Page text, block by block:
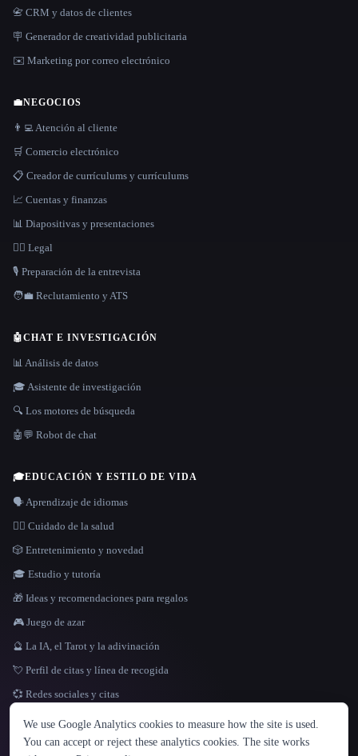
IDIOMA
English español Français Русский 简体中文
📇 CRM y datos de clientes
🪧 Generador de creatividad publicitaria
✉️ Marketing por correo electrónico
💼NEGOCIOS
👨‍💻 Atención al cliente
🛒 Comercio electrónico
📋 Creador de currículums y currículums
📈 Cuentas y finanzas
📊 Diapositivas y presentaciones
👩‍⚖️ Legal
🎙️ Preparación de la entrevista
🧑‍💼 Reclutamiento y ATS
🤖CHAT E INVESTIGACIÓN
📊 Análisis de datos
🎓 Asistente de investigación
🔍 Los motores de búsqueda
🤖💬 Robot de chat
🎓EDUCACIÓN Y ESTILO DE VIDA
🗣️ Aprendizaje de idiomas
👩‍⚕️ Cuidado de la salud
🎲 Entretenimiento y novedad
🎓 Estudio y tutoría
🎁 Ideas y recomendaciones para regalos
🎮 Juego de azar
🔮 La IA, el Tarot y la adivinación
💘 Perfil de citas y línea de recogida
💞 Redes sociales y citas
We use Google Analytics cookies to measure how the site is used.
You can accept or reject these analytics cookies. The site works